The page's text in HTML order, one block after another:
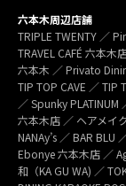
六本木周辺店舗
TRIPLE TWENTY ／
TRAVEL CAFÉ 六本木
六本木 ／ Privato
TIP TOP CAVE ／ TIP
／ Spunky PLATINUM
六本木店 ／ ヘアメイ
NANAy’s ／ BAR BLU
Ebonye 六本木店 ／
和（KA GU WA) ／